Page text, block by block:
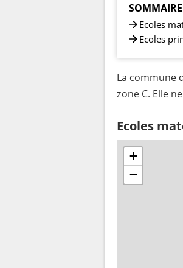
SOMMAIRE
Ecoles
Ecoles
La commune
zone C. Elle
Ecoles
+
−